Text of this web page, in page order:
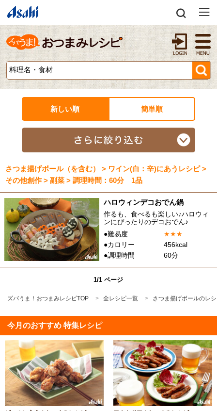
新しい順 簡単順
さつま揚げボール（を含む） > ワイン(白：辛)にあうレシピ >
その他創作 > 副菜 > 調理時間：60分 1品
ハロウィンデコおでん鍋
作るも、食べるも楽しい♪ハロウィ
ンにぴったりのデコおでん♪
●難易度
★★★
●カロリー
456kcal
●調理時間
60分
1/1 ページ
ズバうま！おつまみレシピTOP 全レシピ一覧 さつま揚げボールのレ
今月のおすすめ 特集レシピ